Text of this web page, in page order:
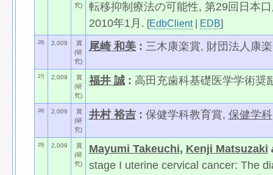
究)
転移抑制療法の可能性, 第29回日本
2010年1月. [EdbClient| EDB]
26) 2,009
賞
(研
究)
尾崎 和美: 三木康楽賞, 財団法人康
27) 2,009
賞
(研
究)
福井 誠: 高田充歯科基礎医学学術奨
28) 2,009
賞
(研
究)
井村 裕吉: 保健学科教育賞, 保健学科
29) 2,009
賞
(研
究)
Mayumi Takeuchi, Kenji Matsuzaki
stage I uterine cervical cancer: The